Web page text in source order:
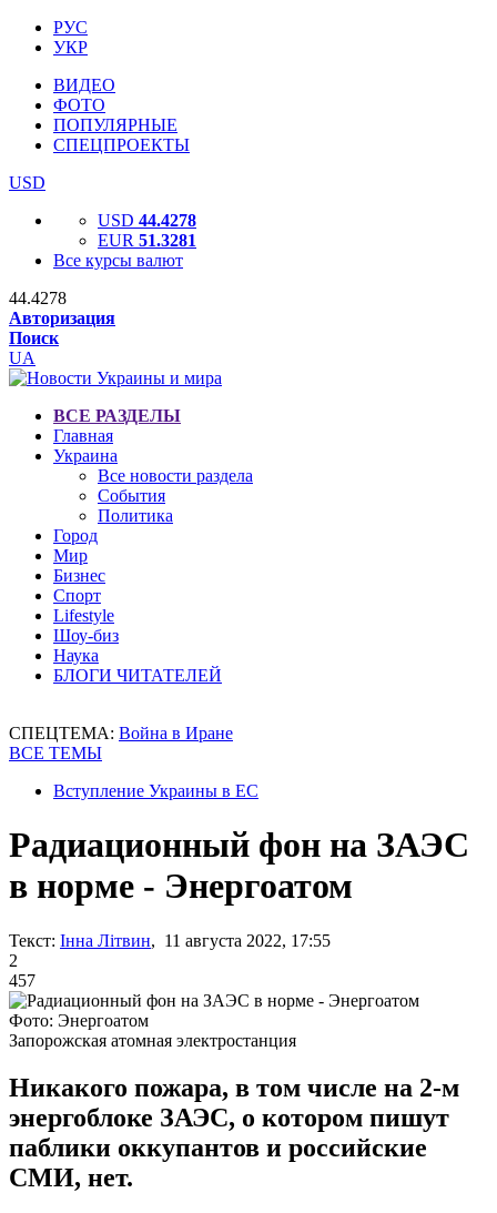
РУС
УКР
ВИДЕО
ФОТО
ПОПУЛЯРНЫЕ
СПЕЦПРОЕКТЫ
USD
USD 44.4278
EUR 51.3281
Все курсы валют
44.4278
Авторизация
Поиск
UA
ВСЕ РАЗДЕЛЫ
Главная
Украина
Все новости раздела
События
Политика
Город
Мир
Бизнес
Спорт
Lifestyle
Шоу-биз
Наука
БЛОГИ ЧИТАТЕЛЕЙ
СПЕЦТЕМА: Война в Иране
ВСЕ ТЕМЫ
Вступление Украины в ЕС
Радиационный фон на ЗАЭС
в норме - Энергоатом
Текст: Інна Літвин, 11 августа 2022, 17:55
2
457
Фото: Энергоатом
Запорожская атомная электростанция
Никакого пожара, в том числе на 2-м
энергоблоке ЗАЭС, о котором пишут
паблики оккупантов и российские
СМИ, нет.